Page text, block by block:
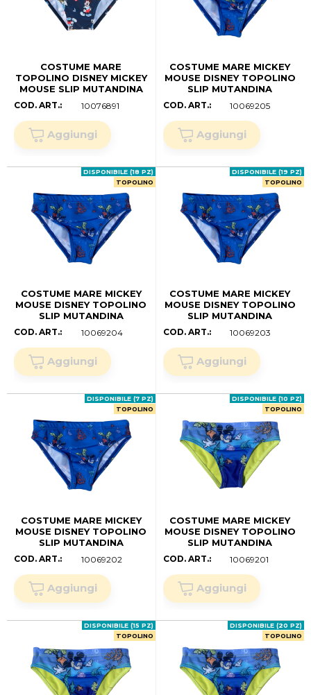
COSTUME MARE
TOPOLINO DISNEY MICKEY
MOUSE SLIP MUTANDINA
BAMBINO NEONATO -
WE0217BLU (anni 03)
COD. ART.: 10076891
COSTUME MARE MICKEY
MOUSE DISNEY TOPOLINO
SLIP MUTANDINA
NEONATO - MIC0394BLU
(.mesi 30)
COD. ART.: 10069205
COSTUME MARE MICKEY
MOUSE DISNEY TOPOLINO
SLIP MUTANDINA
NEONATO - MIC0394BLU
(anni 02)
COD. ART.: 10069204
TOPOLINO
DISPONIBILE (18 PZ)
COSTUME MARE MICKEY
MOUSE DISNEY TOPOLINO
SLIP MUTANDINA
NEONATO - MIC0394BLU
(.mesi 18)
COD. ART.: 10069203
TOPOLINO
DISPONIBILE (19 PZ)
COSTUME MARE MICKEY
MOUSE DISNEY TOPOLINO
SLIP MUTANDINA
NEONATO - MIC0394BLU
(.mesi 12)
COD. ART.: 10069202
TOPOLINO
DISPONIBILE (7 PZ)
COSTUME MARE MICKEY
MOUSE DISNEY TOPOLINO
SLIP MUTANDINA
NEONATO -
MIC0394VERDE (.mesi 30)
COD. ART.: 10069201
TOPOLINO
DISPONIBILE (10 PZ)
TOPOLINO
DISPONIBILE (15 PZ)
TOPOLINO
DISPONIBILE (20 PZ)